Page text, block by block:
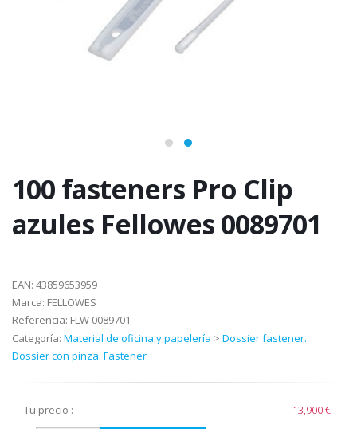
100 fasteners Pro Clip
azules Fellowes 0089701
EAN: 43859653959
Marca: FELLOWES
Referencia: FLW 0089701
Categoría: Material de oficina y papelería > Dossier fastener.
Dossier con pinza. Fastener
Tu precio : 13,900 €